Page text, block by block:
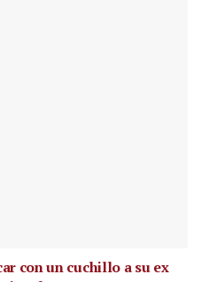
con un cuchillo a su ex